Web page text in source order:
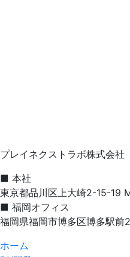
プレイネクストラボ株式会社
■ 本社
東京都品川区上大崎2-15-19
■ 福岡オフィス
福岡県福岡市博多区博多駅
ホーム